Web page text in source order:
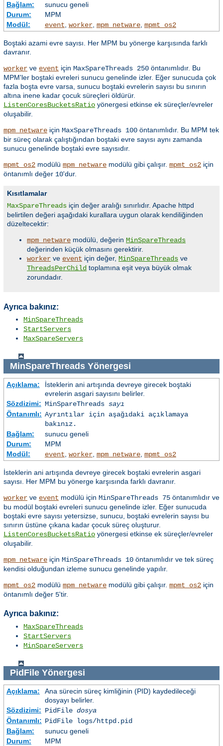
Bağlam:
sunucu geneli
Durum:
MPM
Modül:
event, worker, mpm_netware, mpmt_os2
Boştaki azami evre sayısı. Her MPM bu yönerge karşısında farklı
davranır.
worker ve event için MaxSpareThreads 250 öntanımlıdır. Bu
MPM'ler boştaki evreleri sunucu genelinde izler. Eğer sunucuda çok
fazla boşta evre varsa, sunucu boştaki evrelerin sayısı bu sınırın
altına inene kadar çocuk süreçleri öldürür.
ListenCoresBucketsRatio yönergesi etkinse ek süreçler/evreler
oluşabilir.
mpm_netware için MaxSpareThreads 100 öntanımlıdır. Bu MPM tek
bir süreç olarak çalıştığından boştaki evre sayısı aynı zamanda
sunucu genelinde boştaki evre sayısıdır.
mpmt_os2 modülü mpm_netware modülü gibi çalışır. mpmt_os2 için
öntanımlı değer 10'dur.
Kısıtlamalar
MaxSpareThreads için değer aralığı sınırlıdır. Apache httpd
belirtilen değeri aşağıdaki kurallara uygun olarak kendiliğinden
düzeltecektir:
mpm_netware modülü, değerin MinSpareThreads
değerinden küçük olmasını gerektirir.
worker ve event için değer, MinSpareThreads ve
ThreadsPerChild toplamına eşit veya büyük olmak
zorundadır.
Ayrıca bakınız:
MinSpareThreads
StartServers
MaxSpareServers
MinSpareThreadsYönergesi
Açıklama:
İsteklerin ani artışında devreye girecek boştaki
evrelerin asgari sayısını belirler.
Sözdizimi: MinSpareThreads sayı
Öntanımlı: Ayrıntılar için aşağıdaki açıklamaya
bakınız.
Bağlam:
sunucu geneli
Durum:
MPM
Modül:
event worker, mpm_netware, mpmt_os2
İsteklerin ani artışında devreye girecek boştaki evrelerin asgari
sayısı. Her MPM bu yönerge karşısında farklı davranır.
worker ve event modülü için MinSpareThreads 75 öntanımlıdır ve
bu modül boştaki evreleri sunucu genelinde izler. Eğer sunucuda
boştaki evre sayısı yetersizse, sunucu, boştaki evrelerin sayısı bu
sınırın üstüne çıkana kadar çocuk süreç oluşturur.
ListenCoresBucketsRatio yönergesi etkinse ek süreçler/evreler
oluşabilir.
mpm_netware için MinSpareThreads 10 öntanımlıdır ve tek süreç
kendisi olduğundan izleme sunucu genelinde yapılır.
mpmt_os2 modülü mpm_netware modülü gibi çalışır. mpmt_os2 için
öntanımlı değer 5'tir.
Ayrıca bakınız:
MaxSpareThreads
StartServers
MinSpareServers
PidFileYönergesi
Açıklama:
Ana sürecin süreç kimliğinin (PID) kaydedileceği
dosyayı belirler.
Sözdizimi: PidFile dosya
Öntanımlı: PidFile logs/httpd.pid
Bağlam:
sunucu geneli
Durum:
MPM